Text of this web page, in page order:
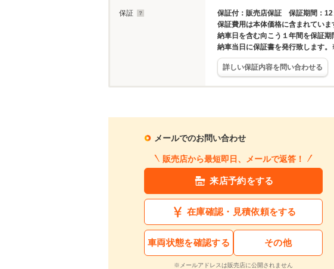
保証
保証付：販売店保証 保証期間：
保証費用は本体価格に含まれていま
納車日を含む向こう１年間を保証
納車当日に保証書を発行致します
詳しい保証内容を問い合わせる
メールでのお問い合わせ
販売店から最短即日、メールで返答！
来店予約をする
在庫確認・見積依頼をする
車両状態を確認する その他
※メールアドレスは販売店に公開されません